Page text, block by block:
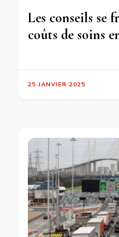
Les conseils se
coûts de soins
25 JANVIER 2025